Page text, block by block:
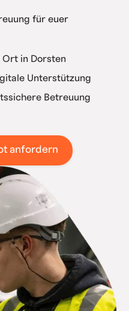
für euer
Ort in Dorsten
Unterstützung
Betreuung
anfordern